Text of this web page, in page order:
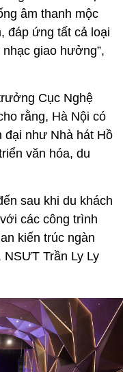
âm thanh mộc
đáp ứng tất cả loại
giao hưởng”,
Cục Nghệ
rằng, Hà Nội có
đại như Nhà hát Hồ
văn hóa, du
sau khi du khách
các công trình
kiến trúc ngàn
Trần Ly Ly